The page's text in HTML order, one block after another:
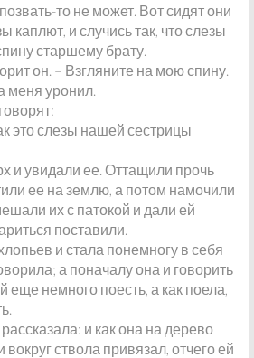
то не может. Вот сидят они
каплют, и случись так, что слезы
старшему брату.
он. – Взгляните на мою спину.
меня уронил.
это слезы нашей сестрицы
и увидали ее. Оттащили прочь
ее на землю, а потом намочили
их с патокой и дали ей
поставили.
и стала понемногу в себя
а поначалу она и говорить
еще немного поесть, а как поела,
и как она на дерево
вокруг ствола привязал, отчего ей